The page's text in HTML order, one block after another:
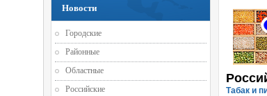
Табак и
Новости
Городские
Районные
Областные
Российские